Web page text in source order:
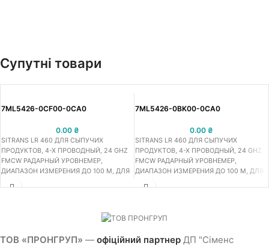
Супутні товари
7ML5426-0CF00-0CA0
0.00 ₴
SITRANS LR 460 ДЛЯ СЫПУЧИХ
ПРОДУКТОВ, 4-Х ПРОВОДНЫЙ, 24 GHZ
FMCW РАДАРНЫЙ УРОВНЕМЕР,
ДИАПАЗОН ИЗМЕРЕНИЯ ДО 100 M, ДЛЯ
7ML5426-0BK00-0CA0
0.00 ₴
SITRANS LR 460 ДЛЯ СЫПУЧИХ
ПРОДУКТОВ, 4-Х ПРОВОДНЫЙ, 24 GHZ
FMCW РАДАРНЫЙ УРОВНЕМЕР,
ДИАПАЗОН ИЗМЕРЕНИЯ ДО 100 M, ДЛЯ
ИДЕАЛЬНОЕ РЕШЕНИЕ Д
ТОВ «ПРОНГРУП» — офіційний партнер ДП "Сіменс